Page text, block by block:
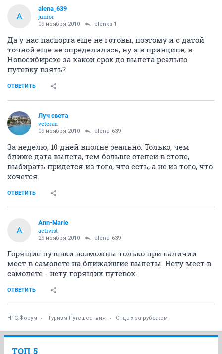
A
alena_639
junior
09 ноября 2010 elenka 1
Да у нас паспорта еще не готовы, поэтому и с датой
точной еще не определились, ну а в принципе, в
Новосибирске за какой срок до вылета реально
путевку взять?
ОТВЕТИТЬ
Луч света
veteran
09 ноября 2010 alena_639
За неделю, 10 дней вполне реально. Только, чем
ближе дата вылета, тем больше отелей в стопе,
выбирать придется из того, что есть, а не из того, что
хочется.
ОТВЕТИТЬ
A
Ann-Marie
activist
29 ноября 2010 alena_639
Горящие путевки возможны только при наличии
мест в самолете на ближайшие вылеты. Нету мест в
самолете - нету горящих путевок.
ОТВЕТИТЬ
НГС.Форум Туризм Путешествия Отдых за рубежом
ТОП 5